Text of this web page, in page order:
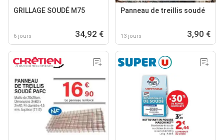
GRILLAGE SOUDÉ M75
6 jours 34,92 €
Panneau de treillis soudé
13 jours 3,90 €